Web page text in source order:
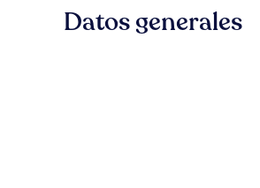
Datos generales